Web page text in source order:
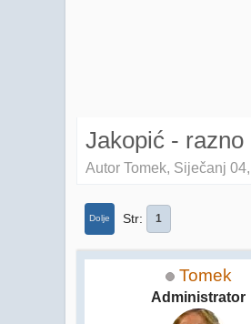
Jakopić - razno
Autor Tomek, Siječanj
Dolje Str 1
Tomek
Administrator